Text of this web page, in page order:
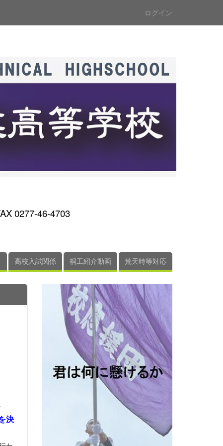
ログイン
0277-46-4703
高校入試関係 桐工紹介動画 荒天時等対応
決